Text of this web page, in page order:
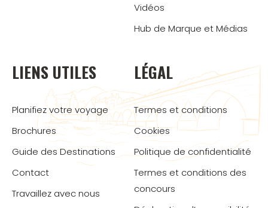
Vidéos
Hub de Marque et Médias
LIENS UTILES
Planifiez votre voyage
Brochures
Guide des Destinations
Contact
Travaillez avec nous
LÉGAL
Termes et conditions
Cookies
Politique de confidentialité
Termes et conditions des
concours